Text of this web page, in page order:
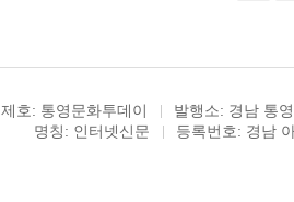
제호: 통영문화투데이
발행소: 경남 통
명칭: 인터넷신문
등록번호: 경남